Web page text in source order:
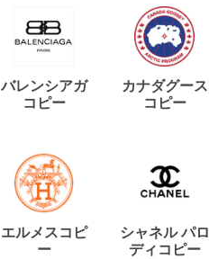
バレンシアガ
コピー
カナダグース
コピー
エルメスコピ
ー
シャネル パロ
ディコピー